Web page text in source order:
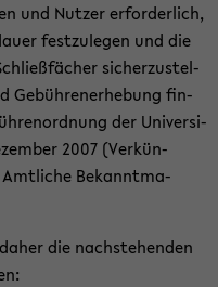
und Nut­zer er­for­der­lich,
fest­zu­le­gen und die
si­cher­zu­stel­
Ge­büh­ren­er­he­bung fin­
der Uni­ver­si­
2007 (Ver­kün­
Be­kannt­ma­
die nach­ste­hen­den